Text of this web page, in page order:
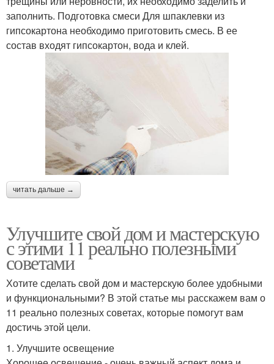
заполнить. Подготовка смеси Для шпаклевки из
гипсокартона необходимо приготовить смесь. В ее
состав входят гипсокартон, вода и клей.
читать дальше →
Улучшите свой дом и мастерскую
с этими 11 реально полезными
советами
Хотите сделать свой дом и мастерскую более удобными
и функциональными? В этой статье мы расскажем вам о
11 реально полезных советах, которые помогут вам
достичь этой цели.
1. Улучшите освещение